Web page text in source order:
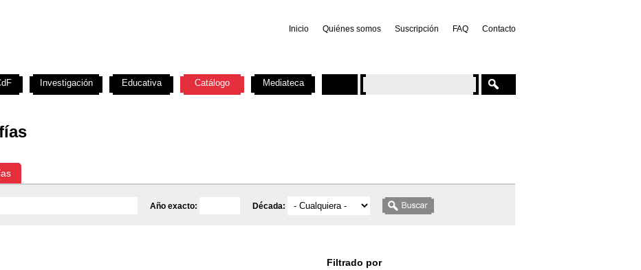
Inicio Quiénes somos Suscripción FAQ Contacto
Año exacto: Década:
Filtrado por
Investigación Educativa Catálogo Mediateca